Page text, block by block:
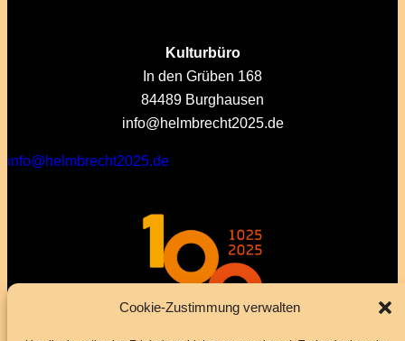
Cookie-Zustimmung verwalten
Kulturbüro
In den Grüben 168
84489 Burghausen
info@helmbrecht2025.de
info@helmbrecht2025.de